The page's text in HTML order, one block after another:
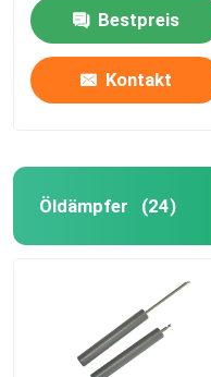
Kontakt
Bestpreis
Kontakt
Öldämpfer (24)